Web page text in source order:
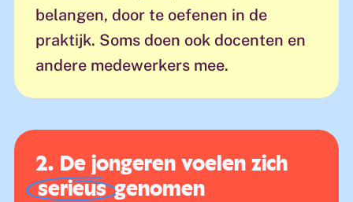
belangen, door te oefenen in de
praktijk. Soms doen ook docenten en
andere medewerkers mee.
2. De jongeren voelen zich
serieusgenomen